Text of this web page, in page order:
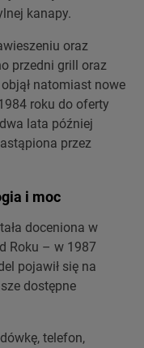
kanapy.
oraz
przedni grill oraz
natomiast nowe
roku do oferty
lata później
przez
i moc
doceniona w
Roku – w 1987
pojawił się na
dostępne
telefon,